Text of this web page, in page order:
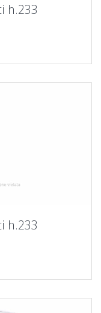
h.233
h.233